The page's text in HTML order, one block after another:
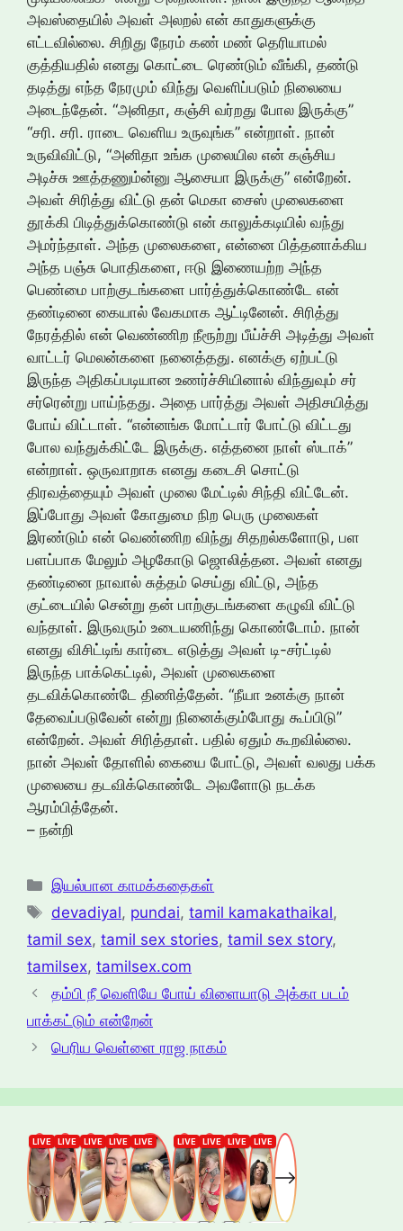
– நன்றி
Categories
இயல்பான காமக்கதைகள்
Tags
devadiyal, pundai,tamil kamakathaikal,
tamil sex, tamil sex stories, tamil sex story,
tamilsex, tamilsex.com
தம்பி நீ வெளியே போய் விளையாடு அக்கா படம்
பாக்கட்டும் என்றேன்
பெரிய வெள்ளை ராஜ நாகம்